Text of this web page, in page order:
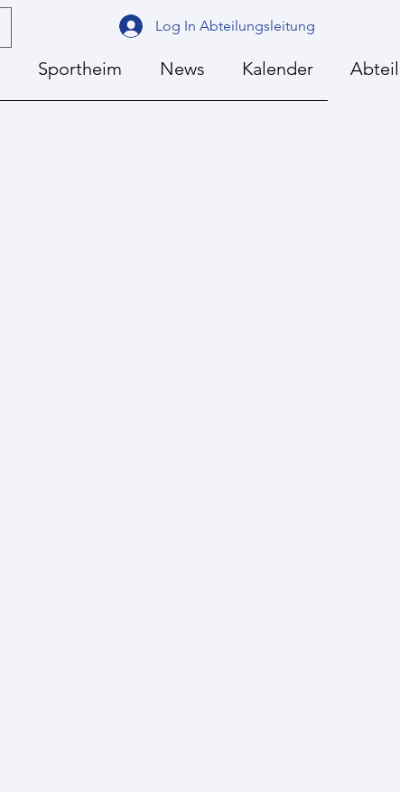
Log In Abteilungsleitung
Sportheim News Kalender